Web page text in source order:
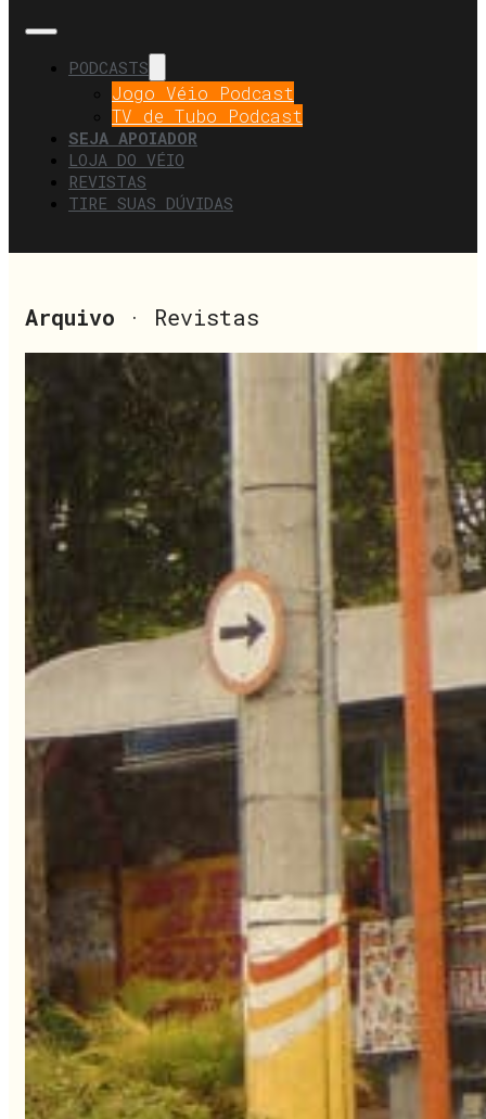
PODCASTS
Jogo Véio Podcast
TV de Tubo Podcast
SEJA APOIADOR
LOJA DO VÉIO
REVISTAS
TIRE SUAS DÚVIDAS
Arquivo · Revistas